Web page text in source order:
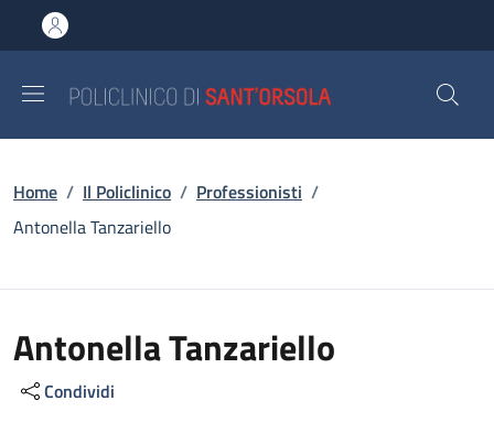
al contenuto principale
to footer content
Briciole di pane
Home / Il Policlinico / Professionisti /
Antonella Tanzariello
Antonella Tanzariello
Condividi